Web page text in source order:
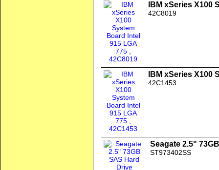
IBM xSeries X100
42C8019
IBM xSeries X100
42C1453
Seagate 2.5"
ST973402SS